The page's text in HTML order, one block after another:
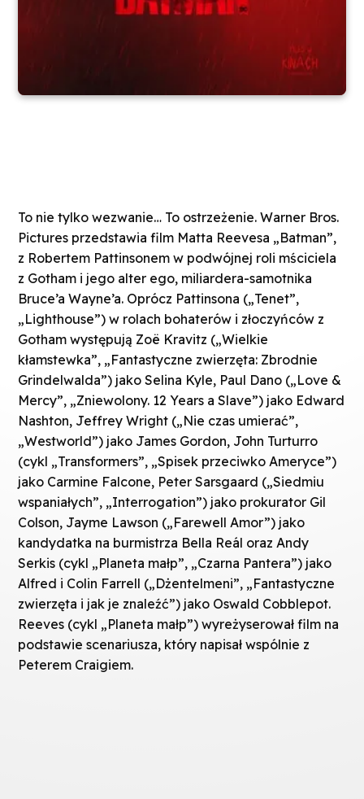
To nie tylko wezwanie… To ostrzeżenie. Warner Bros.
Pictures przedstawia film Matta Reevesa „Batman”,
z Robertem Pattinsonem w podwójnej roli mściciela
z Gotham i jego alter ego, miliardera-samotnika
Bruce’a Wayne’a. Oprócz Pattinsona („Tenet”,
„Lighthouse”) w rolach bohaterów i złoczyńców z
Gotham występują Zoë Kravitz („Wielkie
kłamstewka”, „Fantastyczne zwierzęta: Zbrodnie
Grindelwalda”) jako Selina Kyle, Paul Dano („Love &
Mercy”, „Zniewolony. 12 Years a Slave”) jako Edward
Nashton, Jeffrey Wright („Nie czas umierać”,
„Westworld”) jako James Gordon, John Turturro
(cykl „Transformers”, „Spisek przeciwko Ameryce”)
jako Carmine Falcone, Peter Sarsgaard („Siedmiu
wspaniałych”, „Interrogation”) jako prokurator Gil
Colson, Jayme Lawson („Farewell Amor”) jako
kandydatka na burmistrza Bella Reál oraz Andy
Serkis (cykl „Planeta małp”, „Czarna Pantera”) jako
Alfred i Colin Farrell („Dżentelmeni”, „Fantastyczne
zwierzęta i jak je znaleźć”) jako Oswald Cobblepot.
Reeves (cykl „Planeta małp”) wyreżyserował film na
podstawie scenariusza, który napisał wspólnie z
Peterem Craigiem.